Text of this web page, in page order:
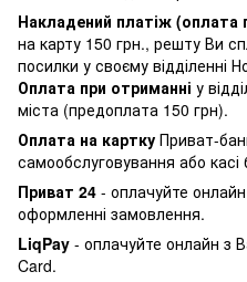
Накладений платіж (оплата
на карту 150 грн., решту Ви
посилки у своєму відділенні
Оплата при отриманні у
міста (предоплата 150 грн).
Оплата на картку Приват-
самообслуговування або касі
Приват 24 - оплачуйте
оформленні замовлення.
LiqPay - оплачуйте онлайн з
Card.